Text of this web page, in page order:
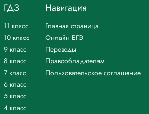
и шёл (шедший) в степи чужой (после
я точно так бы говорил
и не кривил душой (после шипящего в
ударением о) (СПП с придаточным условным).
2. Мы пробирались по кустам,
брели, ползли кой-как.
и не заметил враг (ССП, смысловые отношения
И рану тяжкую в груди
осилил спутник2 мой.
ГДЗ
11 класс
10 класс
9 класс
8 класс
7 класс
6 класс
5 класс
4 класс
Навигация
Главная страница
Онлайн ЕГЭ
Переводы
Правообладателям
Пользовательское соглашение